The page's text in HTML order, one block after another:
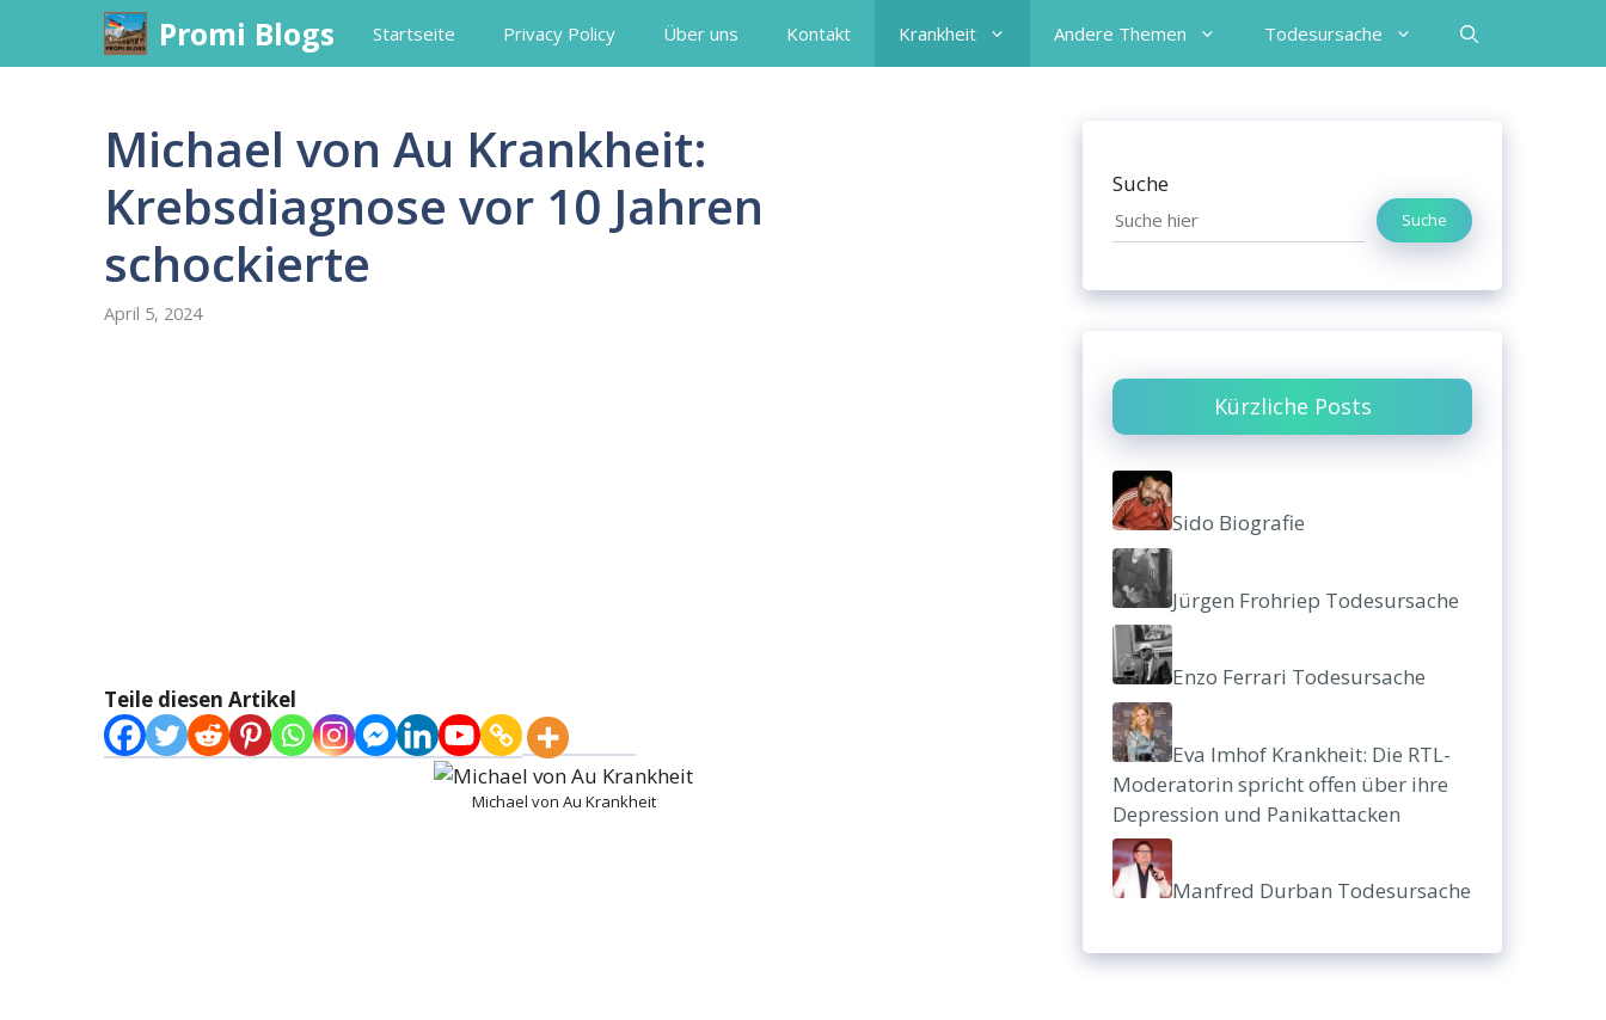
content
Promi Blogs Startseite Privacy Policy Über uns Kontakt Krankheit Andere Themen Todesursache
Michael von Au Krankheit:
Krebsdiagnose vor 10 Jahren
schockierte
April 5, 2024
Teile diesen Artikel
Michael von Au Krankheit
Suche
Suche
Kürzliche Posts
Sido Biografie
Jürgen Frohriep Todesursache
Enzo Ferrari Todesursache
Eva Imhof Krankheit: Die RTL-
Moderatorin spricht offen über ihre
Depression und Panikattacken
Manfred Durban Todesursache